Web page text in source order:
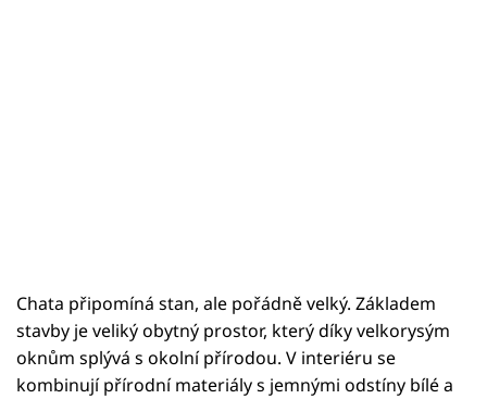
Chata připomíná stan, ale pořádně velký. Základem
stavby je veliký obytný prostor, který díky velkorysým
oknům splývá s okolní přírodou. V interiéru se
kombinují přírodní materiály s jemnými odstíny bílé a